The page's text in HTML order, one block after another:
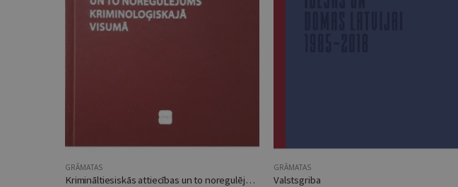
GRĀMATAS
Krimināltiesiskās attiecības un to noregulējums kriminoloģiskajā visumā
GRĀMATAS
Valstsgriba